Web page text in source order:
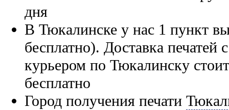
дня
В Тюкалинске у нас 1 пункт
бесплатно). Доставка
курьером по Тюкалинску
бесплатно
Город получения печати